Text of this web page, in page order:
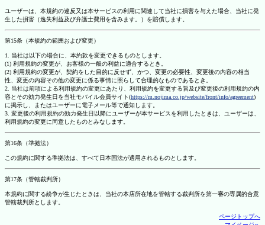
ユーザーは、本規約の違反又は本サービスの利用に関連して当社に損害を与えた場合、当社に発
生した損害（逸失利益及び弁護士費用を含みます。）を賠償します。
第15条（本規約の範囲および変更）
1. 当社は以下の場合に、本約款を変更できるものとします。
(1) 利用規約の変更が、お客様の一般の利益に適合するとき。
(2) 利用規約の変更が、契約をした目的に反せず、かつ、変更の必要性、変更後の内容の相当
性、変更の内容その他の変更に係る事情に照らして合理的なものであるとき。
2. 当社は前項による利用規約の変更にあたり、利用規約を変更する旨及び変更後の利用規約の内
容とその効力発生日を当社モバイル会員サイト(https://m.nojima.co.jp/website/front/info/agreement)
に掲示し、またはユーザーに電子メール等で通知します。
3. 変更後の利用規約の効力発生日以降にユーザーが本サービスを利用したときは、ユーザーは、
利用規約の変更に同意したものとみなします。
第16条（準拠法）
この規約に関する準拠法は、すべて日本国法が適用されるものとします。
第17条（管轄裁判所）
本規約に関する紛争が生じたときは、当社の本店所在地を管轄する裁判所を第一審の専属的合意
管轄裁判所とします。
ページトップへ